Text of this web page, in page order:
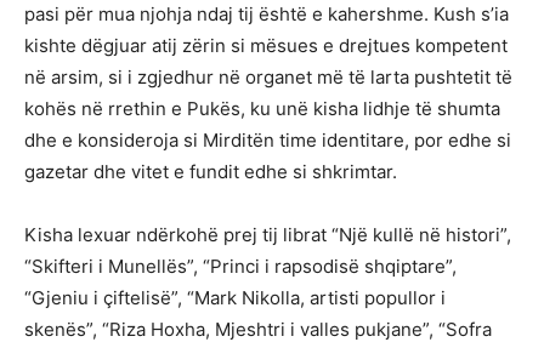
pasi për mua njohja ndaj tij është e kahershme. Kush s’ia
kishte dëgjuar atij zërin si mësues e drejtues kompetent
në arsim, si i zgjedhur në organet më të larta pushtetit të
kohës në rrethin e Pukës, ku unë kisha lidhje të shumta
dhe e konsideroja si Mirditën time identitare, por edhe si
gazetar dhe vitet e fundit edhe si shkrimtar.
Kisha lexuar ndërkohë prej tij librat “Një kullë në histori”,
“Skifteri i Munellës”, “Princi i rapsodisë shqiptare”,
“Gjeniu i çiftelisë”, “Mark Nikolla, artisti popullor i
skenës”, “Riza Hoxha, Mjeshtri i valles pukjane”, “Sofra